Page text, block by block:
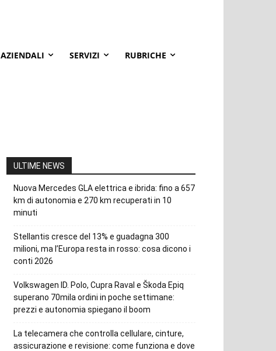
AZIENDALI SERVIZI RUBRICHE
ULTIME NEWS
Nuova Mercedes GLA elettrica e ibrida: fino a 657
km di autonomia e 270 km recuperati in 10
minuti
Stellantis cresce del 13% e guadagna 300
milioni, ma l’Europa resta in rosso: cosa dicono i
conti 2026
Volkswagen ID. Polo, Cupra Raval e Škoda Epiq
superano 70mila ordini in poche settimane:
prezzi e autonomia spiegano il boom
La telecamera che controlla cellulare, cinture,
assicurazione e revisione: come funziona e dove